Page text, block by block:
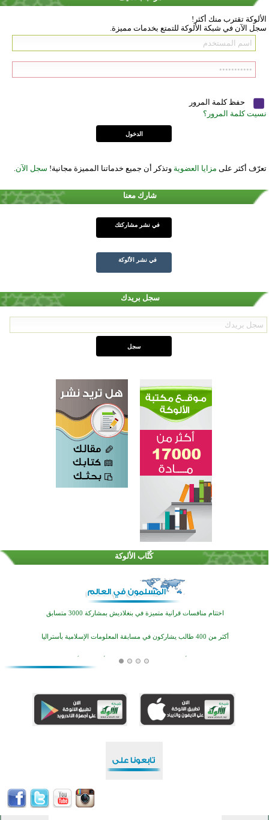
الألوكة تقترب منك أكثر!
سجل الآن في شبكة الألوكة للتمتع بخدمات مميزة.
حفظ كلمة المرور
نسيت كلمة المرور؟
تعرّف أكثر على مزايا العضوية وتذكر أن جميع خدماتنا المميزة مجانية! سجل الآن.
شارك معنا
في نشر مشاركتك
في نشر الألوكة
سجل بريدك
كُتَّاب الألوكة
اختتام الدورة التاسعة لمسابقة حفظ وتلاوة القرآن الكريم في أزناكاييف
تيسليتش تختتم برنامجا تعليميا لتعزيز القيم وبناء الشخصية للشباب المسلمين
اختتام منافسات قرآنية متميزة في بنغلاديش بمشاركة 3000 متسابق
أكثر من 400 طالب يشاركون في مسابقة المعلومات الإسلامية بأستراليا
افتتاح تاريخي لأول مسجد في بلييفليا بالجبل الأسود منذ أكثر من قرن
أكبر مشروع إسلامي في ريف أستراليا يفتتح أبوابه بعد سنوات من العمل والعطاء
اختتام منافسات قرآنية متميزة في بنغلاديش بمشاركة 3000 متسابق